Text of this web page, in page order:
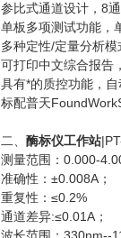
参比式通道设计，8
单板多项测试功能，
多种定性/定量分析
可打印中文综合报告
具有*的质控功能，
标配普天
二、酶标仪工作站
测量范围：0.000-
准确性：±0.008A；
重复性：≤0.2%
通道差异:≤0.01A；